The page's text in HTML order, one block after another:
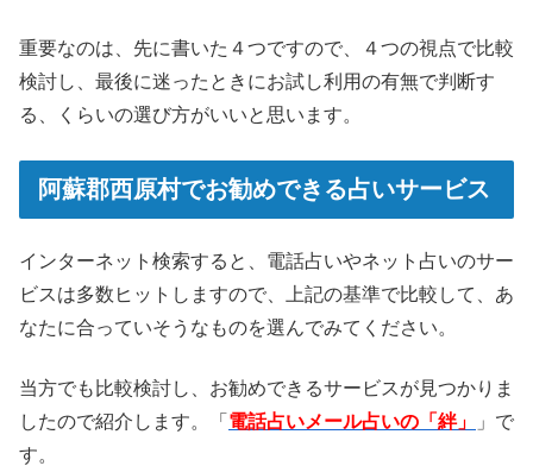
重要なのは、先に書いた４つですので、４つの視点で比較
検討し、最後に迷ったときにお試し利用の有無で判断す
る、くらいの選び方がいいと思います。
阿蘇郡西原村でお勧めできる占いサービス
インターネット検索すると、電話占いやネット占いのサー
ビスは多数ヒットしますので、上記の基準で比較して、あ
なたに合っていそうなものを選んでみてください。
当方でも比較検討し、お勧めできるサービスが見つかりま
したので紹介します。「 電話占いメール占いの「絆」
」で
す。